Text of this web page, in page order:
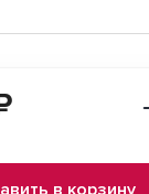
в корзину